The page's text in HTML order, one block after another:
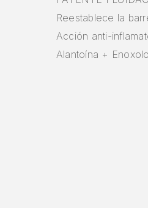
Reestablece la
Acción anti-
Alantoína +